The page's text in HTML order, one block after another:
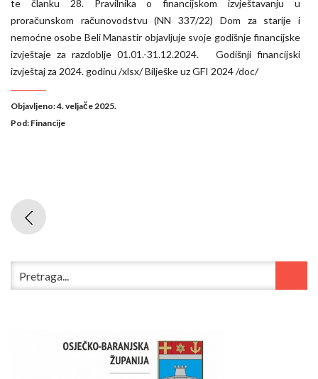
te članku 28. Pravilnika o financijskom izvještavanju u
proračunskom računovodstvu (NN 337/22) Dom za starije i
nemoćne osobe Beli Manastir objavljuje svoje godišnje financijske
izvještaje za razdoblje 01.01.-31.12.2024. Godišnji financijski
izvještaj za 2024. godinu /xlsx/ Bilješke uz GFI 2024 /doc/
Objavljeno: 4. veljače 2025.
Pod: Financije